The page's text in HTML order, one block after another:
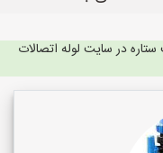
در سایت لوله اتصالات